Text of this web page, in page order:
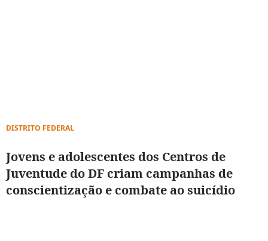
DISTRITO FEDERAL
Jovens e adolescentes dos Centros de
Juventude do DF criam campanhas de
conscientização e combate ao suicídio